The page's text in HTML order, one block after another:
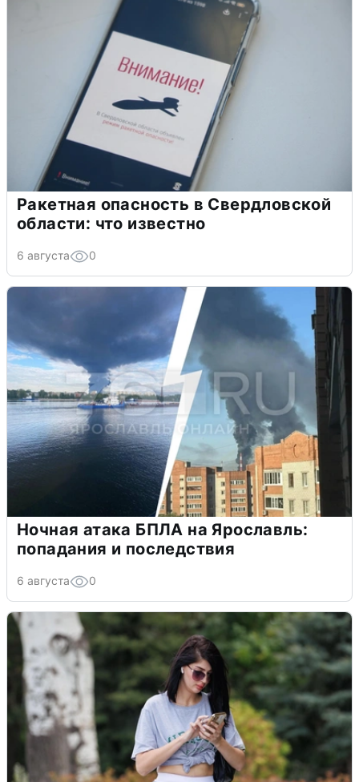
Ракетная опасность в Свердловской
области: что известно
6 августа 0
Ночная атака БПЛА на Ярославль:
попадания и последствия
6 августа 0